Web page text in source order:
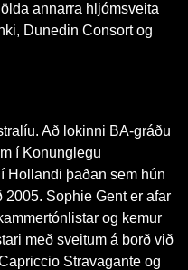
annarra hljómsveita
Dunedin Consort og
Að lokinni BA-gráðu
í Konunglegu
Hollandi þaðan sem hún
2005. Sophie Gent er afar
og kemur
með sveitum á borð við
Stravagante og